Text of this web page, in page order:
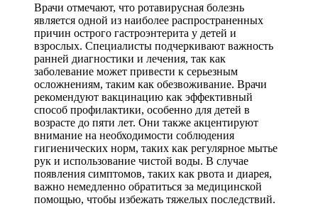
Врачи отмечают, что ротавирусная болезнь
является одной из наиболее распространенных
причин острого гастроэнтерита у детей и
взрослых. Специалисты подчеркивают важность
ранней диагностики и лечения, так как
заболевание может привести к серьезным
осложнениям, таким как обезвоживание. Врачи
рекомендуют вакцинацию как эффективный
способ профилактики, особенно для детей в
возрасте до пяти лет. Они также акцентируют
внимание на необходимости соблюдения
гигиенических норм, таких как регулярное мытье
рук и использование чистой воды. В случае
появления симптомов, таких как рвота и диарея,
важно немедленно обратиться за медицинской
помощью, чтобы избежать тяжелых последствий.